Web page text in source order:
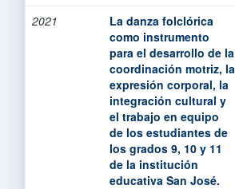
2021
La danza folclórica
como instrumento
para el desarrollo de la
coordinación motriz, la
expresión corporal, la
integración cultural y
el trabajo en equipo
de los estudiantes de
los grados 9, 10 y 11
de la institución
educativa San José.